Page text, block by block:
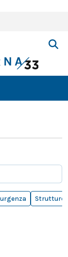
Strutture